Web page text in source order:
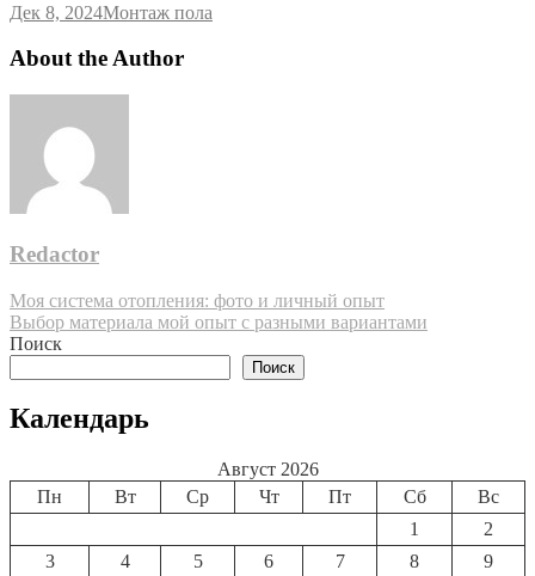
Дек 8, 2024Монтаж пола
About the Author
Redactor
Навигация
по
Моя система отопления: фото и личный опыт
Выбор материала мой опыт с разными вариантами
Поиск
Поиск
Календарь
Август 2026
Пн
Вт Ср Чт Пт Сб
Вс
1
2
3
4 5 6 7 8 9